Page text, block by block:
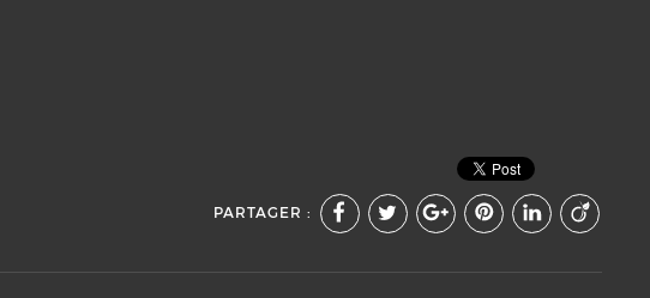
PARTAGER :